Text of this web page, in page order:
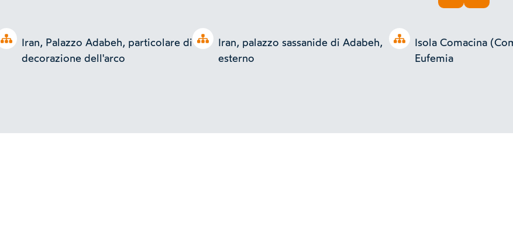
Open tree Open tree
Iran, Palazzo Adabeh, particolare di
decorazione dell'arco
Open tree
Iran, palazzo sassanide di Adabeh,
esterno
Isola Comacina
Eufemia
INDIETROAVANTI